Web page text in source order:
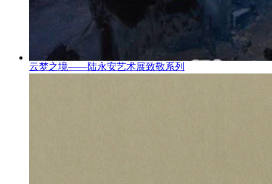
云梦之境——陆永安艺术展致敬系列